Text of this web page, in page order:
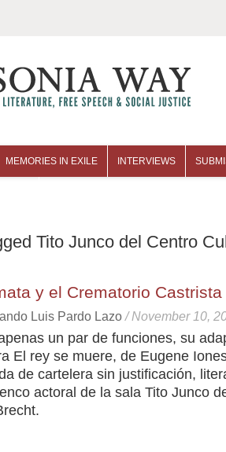
MEMORIES IN EXILE INTERVIEWS
Tito Junco del Centro
y el Crematorio Castrista
Luis Pardo Lazo /November 10,
un par de funciones, su
El rey se muere, de Eugene
de cartelera sin justificación,
actoral de la sala Tito Junco